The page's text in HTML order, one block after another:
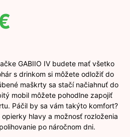
GABIIO IV budete mať všetko
s drinkom si môžete odložiť do
maškrty sa stačí načiahnuť do
mobil môžete pohodlne zapojiť
Páčil by sa vám takýto komfort?
hlavy a možnosť rozloženia
po náročnom dni.